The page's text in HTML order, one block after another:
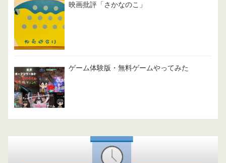
映画批評「さかなのこ」
ゲーム体験版・無料ゲームやってみた